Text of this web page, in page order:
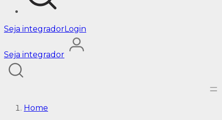
Seja integradorLogin
Seja integrador
Home